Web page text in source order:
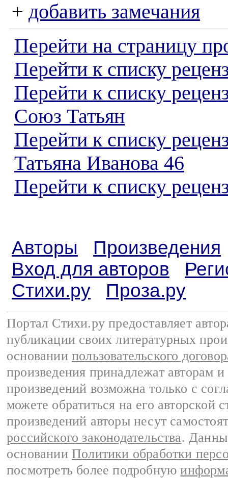
+ добавить замечания
Перейти на страницу
Перейти к списку
Перейти к списку
Союз Татьян
Перейти к списку
Татьяна Иванова 46
Перейти к списку
Авторы
Произведения
Вход для авторов
Стихи.ру
Проза.ру
Портал Стихи.ру предоставляет
публикации своих литературных
основании пользовательского
произведения принадлежат авторам
произведений возможна только с
можете обратиться на его авторской
произведений авторы несут
российского законодательства.
основании Политики обработки
посмотреть более подробную